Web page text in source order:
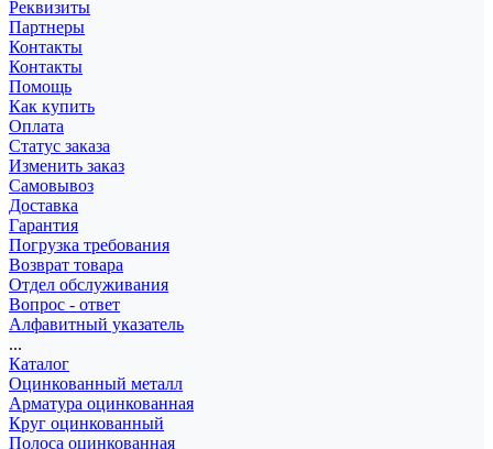
Реквизиты
Партнеры
Контакты
Контакты
Помощь
Как купить
Оплата
Статус заказа
Изменить заказ
Самовывоз
Доставка
Гарантия
Погрузка требования
Возврат товара
Отдел обслуживания
Вопрос - ответ
Алфавитный указатель
...
Каталог
Оцинкованный металл
Арматура оцинкованная
Круг оцинкованный
Полоса оцинкованная